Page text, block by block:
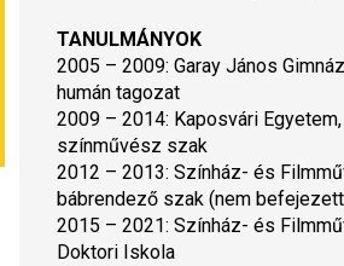
TANULMÁNYOK
2005 – 2009: Garay János
humán tagozat
2009 – 2014: Kaposvári
színművész szak
2012 – 2013: Színház- és
bábrendező szak (nem
2015 – 2021: Színház- és
Doktori Iskola